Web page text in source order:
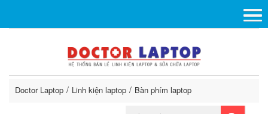
Doctor Laptop Linh kiện laptop Bàn phím laptop